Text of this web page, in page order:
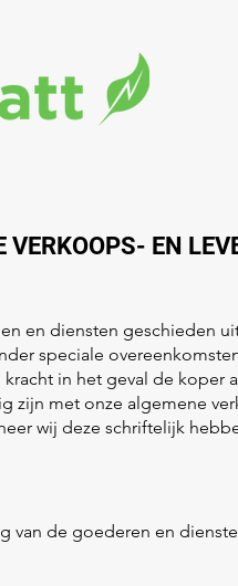
VERKOOPS- EN
en diensten geschieden
speciale
kracht in het geval de koper
zijn met onze algemene
wij deze schriftelijk
van de goederen en